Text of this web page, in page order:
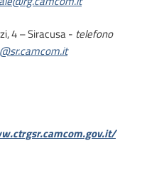
4 – Siracusa - telefono